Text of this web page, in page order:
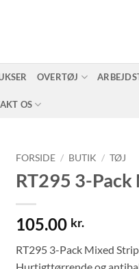
OVERTØJ
OS
FORSIDE / BUTIK / TØJ
RT295 3-Pack
105.00 kr.
RT295 3-Pack Mixed